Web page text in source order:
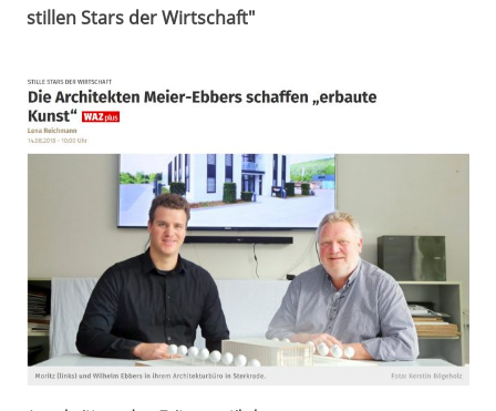
stillen Stars der Wirtschaft"